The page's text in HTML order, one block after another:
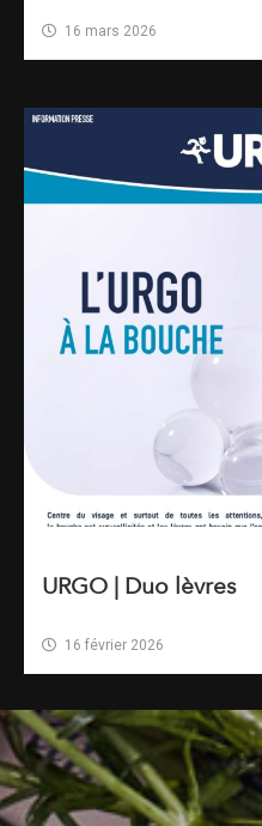
16 mars 2026
URGO | Duo lèvres
16 février 2026